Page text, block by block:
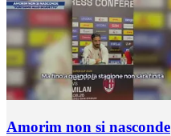
Amorim non si nasconde